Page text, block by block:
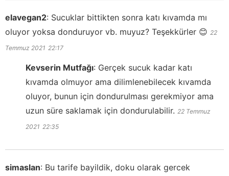
elavegan2: Sucuklar bittikten sonra katı kıvamda mı
oluyor yoksa donduruyor vb. muyuz? Teşekkürler 😊 22
Temmuz 2021 22:17
Kevserin Mutfağı: Gerçek sucuk kadar katı
kıvamda olmuyor ama dilimlenebilecek kıvamda
oluyor, bunun için dondurulması gerekmiyor ama
uzun süre saklamak için dondurulabilir. 22 Temmuz
2021 22:35
simaslan: Bu tarife bayildik, doku olarak gercek